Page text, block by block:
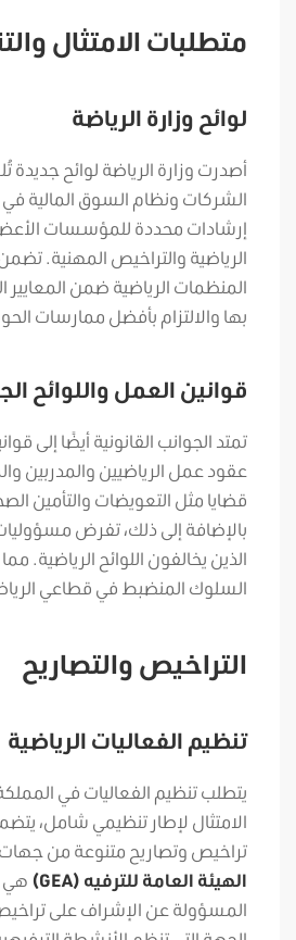
متطلبات الامتثال
لوائح وزارة الرياضة
أصدرت وزارة الرياضة لوائح جديدة
الشركات ونظام السوق المالية في
إرشادات محددة للمؤسسات
الرياضية والتراخيص المهنية.
المنظمات الرياضية ضمن المعايير
بها والالتزام بأفضل ممارسات
قوانين العمل واللوائح
تمتد الجوانب القانونية أيضًا إلى
عقود عمل الرياضيين والمدربين
قضايا مثل التعويضات والتأمين
بالإضافة إلى ذلك، تفرض مسؤوليات
الذين يخالفون اللوائح الرياضية.
السلوك المنضبط في قطاعي
التراخيص والتصاريح
تنظيم الفعاليات الرياضية
يتطلب تنظيم الفعاليات في
الامتثال لإطار تنظيمي شامل،
تراخيص وتصاريح متنوعة من
الهيئة العامة للترفيه (GEA)
هي
المسؤولة عن الإشراف على